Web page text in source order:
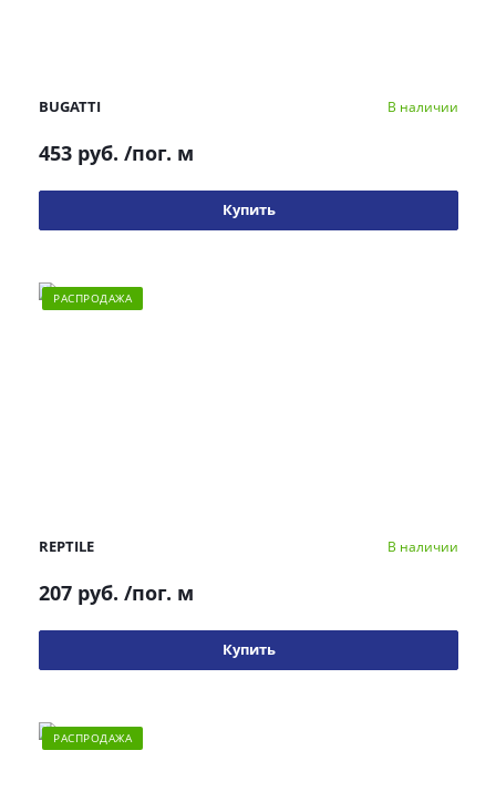
BUGATTI В наличии
453 руб. /пог. м
Купить
РАСПРОДАЖА
REPTILE В наличии
207 руб. /пог. м
Купить
РАСПРОДАЖА